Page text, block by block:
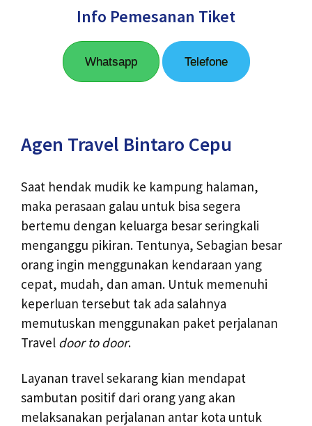
Info Pemesanan Tiket
Whatsapp Telefone
Agen Travel Bintaro Cepu
Saat hendak mudik ke kampung halaman,
maka perasaan galau untuk bisa segera
bertemu dengan keluarga besar seringkali
menganggu pikiran. Tentunya, Sebagian besar
orang ingin menggunakan kendaraan yang
cepat, mudah, dan aman. Untuk memenuhi
keperluan tersebut tak ada salahnya
memutuskan menggunakan paket perjalanan
Travel door to door.
Layanan travel sekarang kian mendapat
sambutan positif dari orang yang akan
melaksanakan perjalanan antar kota untuk